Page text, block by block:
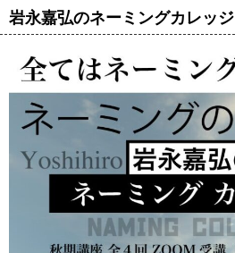
岩永嘉弘のネーミングカレッジ